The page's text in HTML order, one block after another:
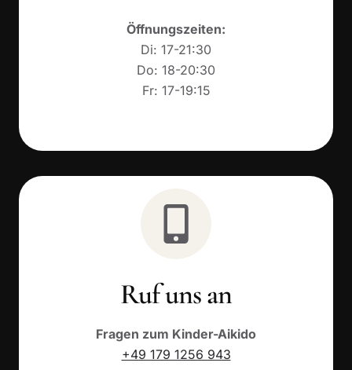
Öffnungszeiten:
Di: 17-21:30
Do: 18-20:30
Fr: 17-19:15
Ruf uns an
Fragen zum Kinder-Aikido
+49 179 1256 943